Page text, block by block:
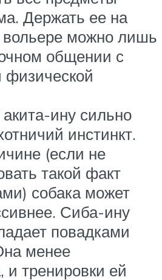
Держать ее на
можно лишь
общении с
физической
ину сильно
инстинкт.
(если не
такой факт
собака может
Сиба-ину
повадками
менее
и тренировки ей